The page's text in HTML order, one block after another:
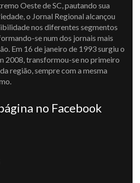
Oeste de SC, pautando sua
o Jornal Regional alcançou
nos diferentes segmentos
se num dos jornais mais
Em 16 de janeiro de 1993 surgiu o
2008, transformou-se no primeiro
região, sempre com a mesma
no Facebook